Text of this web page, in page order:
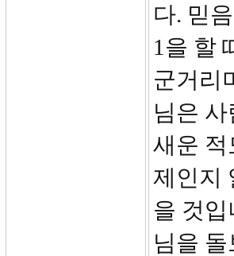
다. 믿
1을 할
군거리
님은
새운 적
제인지
을 것
님을